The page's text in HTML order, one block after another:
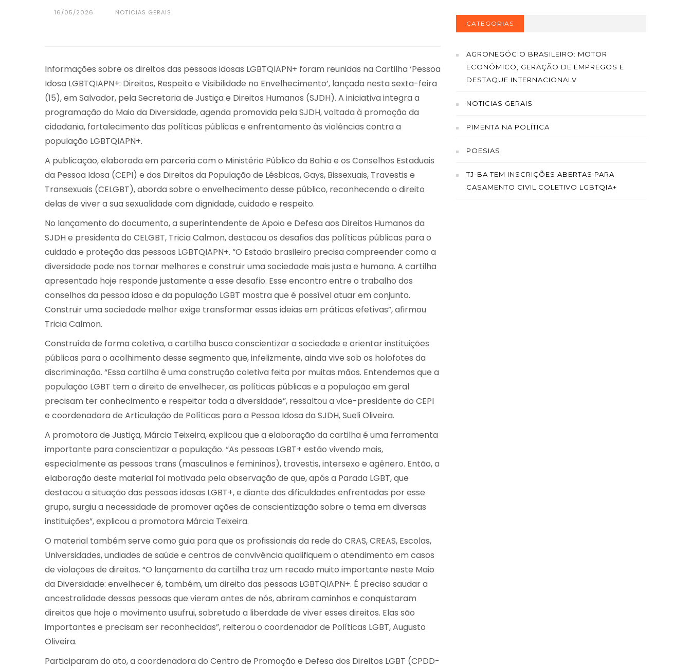
16/05/2026 NOTICIAS GERAIS
Informações sobre os direitos das pessoas idosas LGBTQIAPN+ foram reunidas na Cartilha ‘Pessoa
Idosa LGBTQIAPN+: Direitos, Respeito e Visibilidade no Envelhecimento’, lançada nesta sexta-feira
(15), em Salvador, pela Secretaria de Justiça e Direitos Humanos (SJDH). A iniciativa integra a
programação do Maio da Diversidade, agenda promovida pela SJDH, voltada à promoção da
cidadania, fortalecimento das políticas públicas e enfrentamento às violências contra a
população LGBTQIAPN+.
A publicação, elaborada em parceria com o Ministério Público da Bahia e os Conselhos Estaduais
da Pessoa Idosa (CEPI) e dos Direitos da População de Lésbicas, Gays, Bissexuais, Travestis e
Transexuais (CELGBT), aborda sobre o envelhecimento desse público, reconhecendo o direito
delas de viver a sua sexualidade com dignidade, cuidado e respeito.
No lançamento do documento, a superintendente de Apoio e Defesa aos Direitos Humanos da
SJDH e presidenta do CELGBT, Tricia Calmon, destacou os desafios das políticas públicas para o
cuidado e proteção das pessoas LGBTQIAPN+. “O Estado brasileiro precisa compreender como a
diversidade pode nos tornar melhores e construir uma sociedade mais justa e humana. A cartilha
apresentada hoje responde justamente a esse desafio. Esse encontro entre o trabalho dos
conselhos da pessoa idosa e da população LGBT mostra que é possível atuar em conjunto.
Construir uma sociedade melhor exige transformar essas ideias em práticas efetivas”, afirmou
Tricia Calmon.
Construída de forma coletiva, a cartilha busca conscientizar a sociedade e orientar instituições
públicas para o acolhimento desse segmento que, infelizmente, ainda vive sob os holofotes da
discriminação. “Essa cartilha é uma construção coletiva feita por muitas mãos. Entendemos que a
população LGBT tem o direito de envelhecer, as políticas públicas e a população em geral
precisam ter conhecimento e respeitar toda a diversidade”, ressaltou a vice-presidente do CEPI
e coordenadora de Articulação de Políticas para a Pessoa Idosa da SJDH, Sueli Oliveira.
A promotora de Justiça, Márcia Teixeira, explicou que a elaboração da cartilha é uma ferramenta
importante para conscientizar a população. “As pessoas LGBT+ estão vivendo mais,
especialmente as pessoas trans (masculinos e femininos), travestis, intersexo e agênero. Então, a
elaboração deste material foi motivada pela observação de que, após a Parada LGBT, que
destacou a situação das pessoas idosas LGBT+, e diante das dificuldades enfrentadas por esse
grupo, surgiu a necessidade de promover ações de conscientização sobre o tema em diversas
instituições”, explicou a promotora Márcia Teixeira.
O material também serve como guia para que os profissionais da rede do CRAS, CREAS, Escolas,
Universidades, undiades de saúde e centros de convivência qualifiquem o atendimento em casos
de violações de direitos. “O lançamento da cartilha traz um recado muito importante neste Maio
da Diversidade: envelhecer é, também, um direito das pessoas LGBTQIAPN+. É preciso saudar a
ancestralidade dessas pessoas que vieram antes de nós, abriram caminhos e conquistaram
direitos que hoje o movimento usufrui, sobretudo a liberdade de viver esses direitos. Elas são
importantes e precisam ser reconhecidas”, reiterou o coordenador de Políticas LGBT, Augusto
Oliveira.
Participaram do ato, a coordenadora do Centro de Promoção e Defesa dos Direitos LGBT (CPDD-
CATEGORIAS
AGRONEGÓCIO BRASILEIRO: MOTOR
ECONÔMICO, GERAÇÃO DE EMPREGOS E
DESTAQUE INTERNACIONALV
NOTICIAS GERAIS
PIMENTA NA POLÍTICA
POESIAS
TJ-BA TEM INSCRIÇÕES ABERTAS PARA
CASAMENTO CIVIL COLETIVO LGBTQIA+